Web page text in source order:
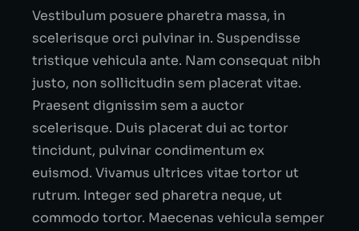
Vestibulum posuere pharetra massa, in
scelerisque orci pulvinar in. Suspendisse
tristique vehicula ante. Nam consequat nibh
justo, non sollicitudin sem placerat vitae.
Praesent dignissim sem a auctor
scelerisque. Duis placerat dui ac tortor
tincidunt, pulvinar condimentum ex
euismod. Vivamus ultrices vitae tortor ut
rutrum. Integer sed pharetra neque, ut
commodo tortor. Maecenas vehicula semper